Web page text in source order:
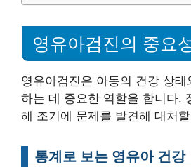
영유아검진의 중요
영유아검진은 아동의 건강 상
하는 데 중요한 역할을 합니다.
해 조기에 문제를 발견해 대처
통계로 보는 영유아 건강